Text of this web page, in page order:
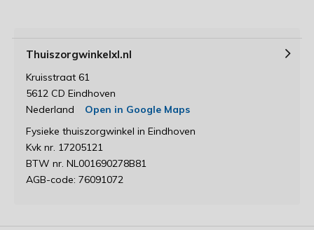
Thuiszorgwinkelxl.nl
Kruisstraat 61
5612 CD Eindhoven
Nederland
Open in Google Maps
Fysieke thuiszorgwinkel in Eindhoven
Kvk nr. 17205121
BTW nr. NL001690278B81
AGB-code: 76091072